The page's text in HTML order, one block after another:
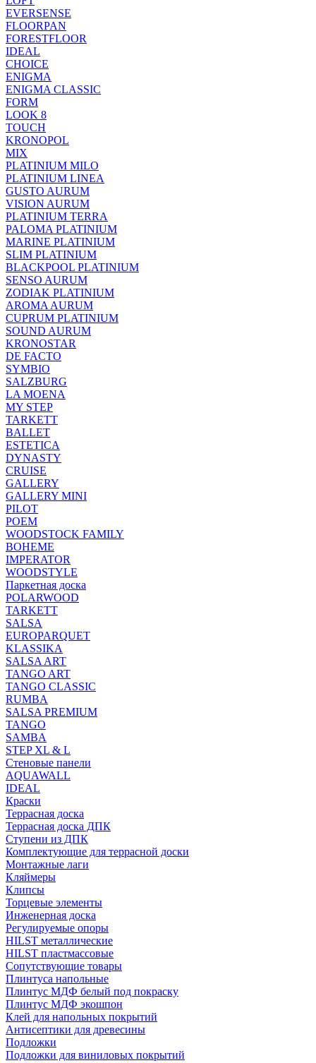
EVERSENSE
FLOORPAN
FORESTFLOOR
IDEAL
CHOICE
ENIGMA
ENIGMA CLASSIC
FORM
LOOK 8
TOUCH
KRONOPOL
MIX
PLATINIUM MILO
PLATINIUM LINEA
GUSTO AURUM
VISION AURUM
PLATINIUM TERRA
PALOMA PLATINIUM
MARINE PLATINIUM
SLIM PLATINIUM
BLACKPOOL PLATINIUM
SENSO AURUM
ZODIAK PLATINIUM
AROMA AURUM
CUPRUM PLATINIUM
SOUND AURUM
KRONOSTAR
DE FACTO
SYMBIO
SALZBURG
LA MOENA
MY STEP
TARKETT
BALLET
ESTETICA
DYNASTY
CRUISE
GALLERY
GALLERY MINI
PILOT
POEM
WOODSTOCK FAMILY
BOHEME
IMPERATOR
WOODSTYLE
Паркетная доска
POLARWOOD
TARKETT
SALSA
EUROPARQUET
KLASSIKA
SALSA ART
TANGO ART
TANGO CLASSIC
RUMBA
SALSA PREMIUM
TANGO
SAMBA
STEP XL & L
Стеновые панели
AQUAWALL
IDEAL
Краски
Террасная доска
Террасная доска ДПК
Ступени из ДПК
Комплектующие для террасной доски
Монтажные лаги
Кляймеры
Клипсы
Торцевые элементы
Инженерная доска
Регулируемые опоры
HILST металлические
HILST пластмассовые
Сопутствующие товары
Плинтуса напольные
Плинтус МДФ белый под покраску
Плинтус МДФ экошпон
Клей для напольных покрытий
Антисептики для древесины
Подложки
Подложки для виниловых покрытий